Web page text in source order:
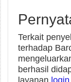
Terkait
terhadap
berhasil
layanan